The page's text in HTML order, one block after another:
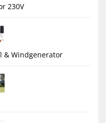
230V
& Windgenerator